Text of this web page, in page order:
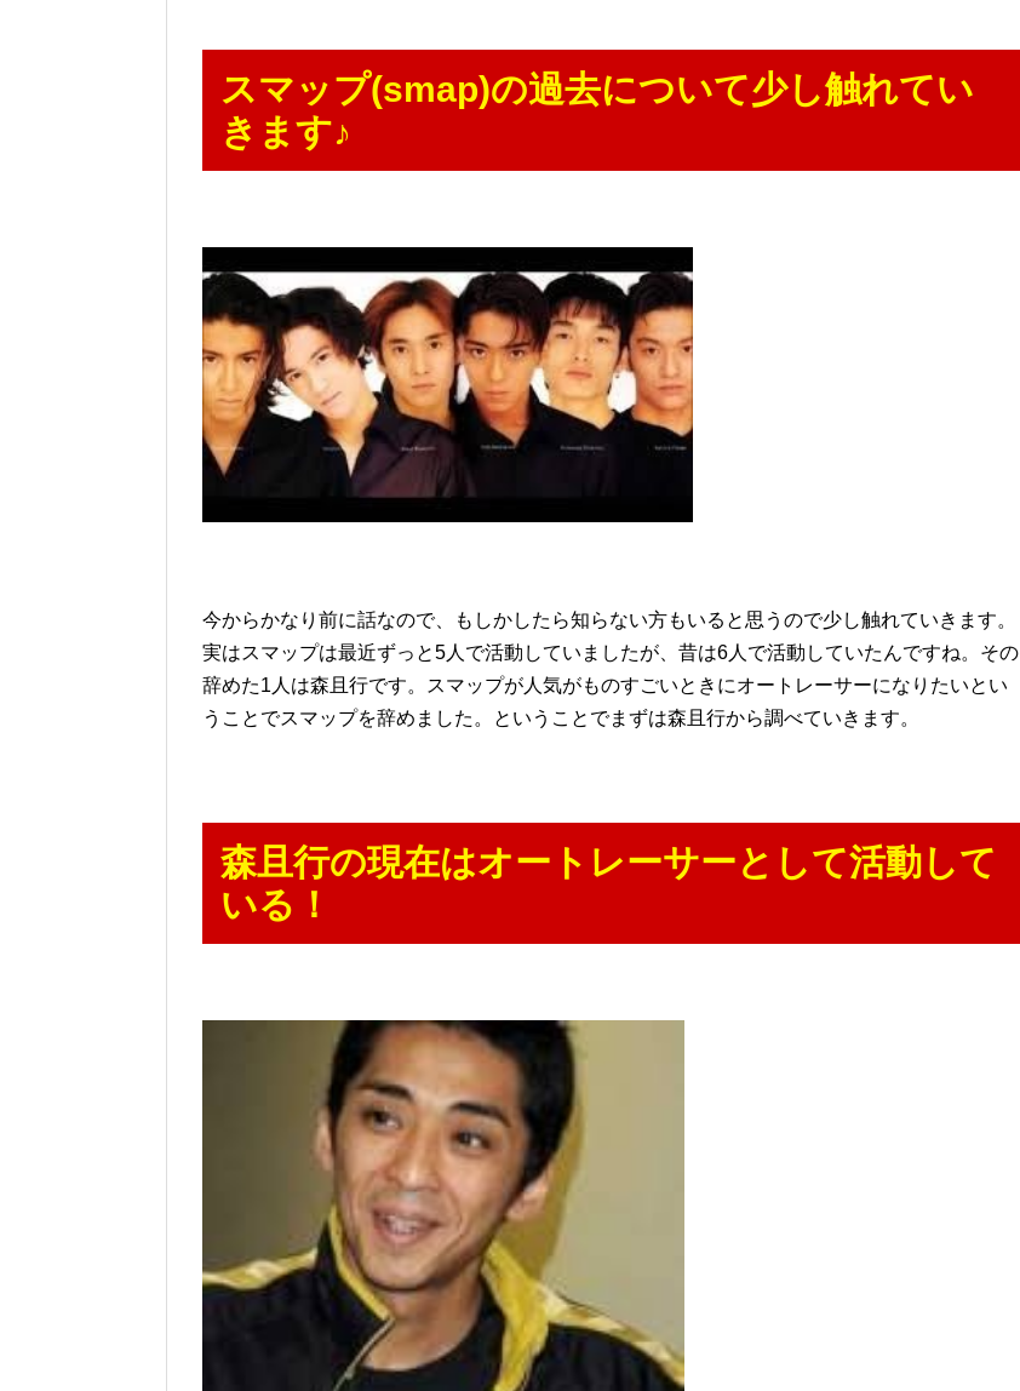
スマップ(smap)の過去について少し触れてい
きます♪
今からかなり前に話なので、もしかしたら知らない方もいると思うので少し触れていきます。
実はスマップは最近ずっと5人で活動していましたが、昔は6人で活動していたんですね。その
辞めた1人は森且行です。スマップが人気がものすごいときにオートレーサーになりたいとい
うことでスマップを辞めました。ということでまずは森且行から調べていきます。
森且行の現在はオートレーサーとして活動して
いる！